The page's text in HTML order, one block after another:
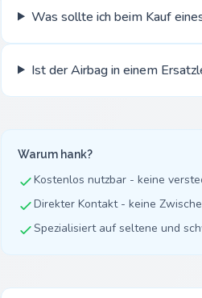
Was sollte ich beim Kauf
Ist der Airbag in einem
Warum hank?
Kostenlos nutzbar - keine
Direkter Kontakt - keine
Spezialisiert auf seltene und